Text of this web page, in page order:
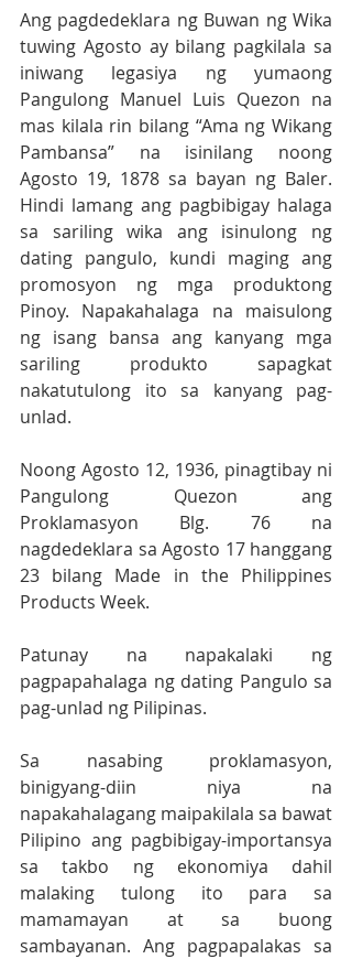
Ang pagdedeklara ng Buwan ng Wika
tuwing Agosto ay bilang pagkilala sa
iniwang legasiya ng yumaong
Pangulong Manuel Luis Quezon na
mas kilala rin bilang “Ama ng Wikang
Pambansa” na isinilang noong
Agosto 19, 1878 sa bayan ng Baler.
Hindi lamang ang pagbibigay halaga
sa sariling wika ang isinulong ng
dating pangulo, kundi maging ang
promosyon ng mga produktong
Pinoy. Napakahalaga na maisulong
ng isang bansa ang kanyang mga
sariling produkto sapagkat
nakatutulong ito sa kanyang pag-
unlad.
Noong Agosto 12, 1936, pinagtibay ni
Pangulong Quezon ang
Proklamasyon Blg. 76 na
nagdedeklara sa Agosto 17 hanggang
23 bilang Made in the Philippines
Products Week.
Patunay na napakalaki ng
pagpapahalaga ng dating Pangulo sa
pag-unlad ng Pilipinas.
Sa nasabing proklamasyon,
binigyang-diin niya na
napakahalagang maipakilala sa bawat
Pilipino ang pagbibigay-importansya
sa takbo ng ekonomiya dahil
malaking tulong ito para sa
mamamayan at sa buong
sambayanan. Ang pagpapalakas sa